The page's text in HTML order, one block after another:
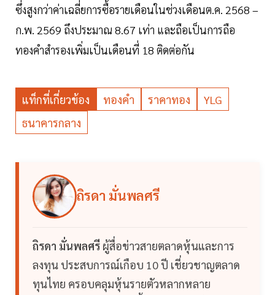
ซึ่งสูงกว่าค่าเฉลี่ยการซื้อรายเดือนในช่วงเดือนต.ค. 2568 –
ก.พ. 2569 ถึงประมาณ 8.67 เท่า และถือเป็นการถือ
ทองคำสำรองเพิ่มเป็นเดือนที่ 18 ติดต่อกัน
แท็กที่เกี่ยวข้อง ทองคำ ราคาทอง
YLG
ธนาคารกลาง
ถิรดา มั่นพลศรี
ถิรดา มั่นพลศรี ผู้สื่อข่าวสายตลาดหุ้นและการ
ลงทุน ประสบการณ์เกือบ 10 ปี เชี่ยวชาญตลาด
ทุนไทย ครอบคลุมหุ้นรายตัวหลากหลาย